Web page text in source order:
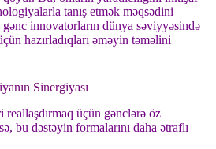
tanış etmək məqsədini
innovatorların dünya səviyyəsində
hazırladıqları əməyin təməlini
Sinergiyası
üçün gənclərə öz
bu dəstəyin formalarını daha ətraflı